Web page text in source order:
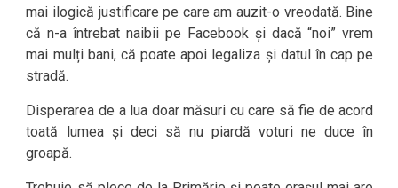
mai ilogică justificare pe care am auzit-o vreodată. Bine
că n-a întrebat naibii pe Facebook și dacă “noi” vrem
mai mulți bani, că poate apoi legaliza și datul în cap pe
stradă.
Disperarea de a lua doar măsuri cu care să fie de acord
toată lumea și deci să nu piardă voturi ne duce în
groapă.